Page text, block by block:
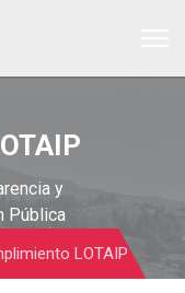
y
Pública
LOTAIP